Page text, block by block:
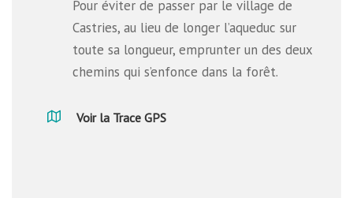
Pour éviter de passer par le village de
Castries, au lieu de longer l’aqueduc sur
toute sa longueur, emprunter un des deux
chemins qui s’enfonce dans la forêt.
Voir la Trace GPS